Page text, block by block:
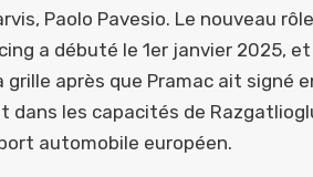
Paolo Pavesio. Le nouveau
a débuté le 1er janvier 2025,
après que Pramac ait signé
dans les capacités de
automobile européen.